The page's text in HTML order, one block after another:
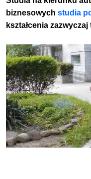
biznesowychstudia
kształcenia